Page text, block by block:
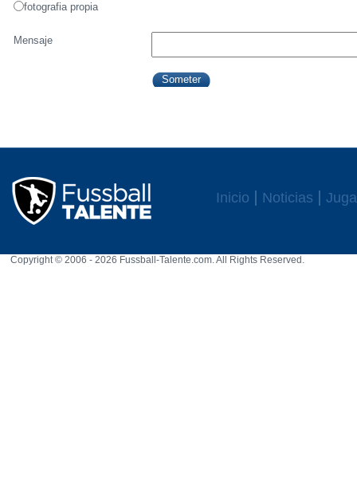
fotografia propia
Mensaje
Inicio Noticias
Copyright © 2006 - 2026 Fussball-Talente.com. All Rights Reserved.